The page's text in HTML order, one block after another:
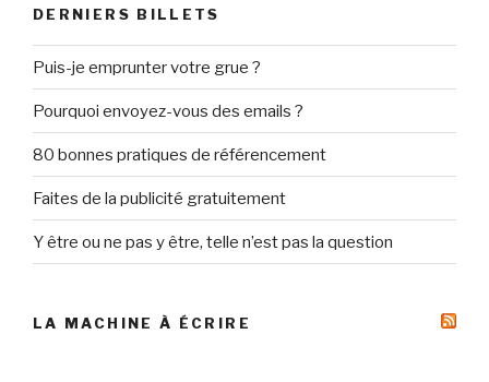
DERNIERS BILLETS
Puis-je emprunter votre grue ?
Pourquoi envoyez-vous des emails ?
80 bonnes pratiques de référencement
Faites de la publicité gratuitement
Y être ou ne pas y être, telle n’est pas la question
LA MACHINE À ÉCRIRE